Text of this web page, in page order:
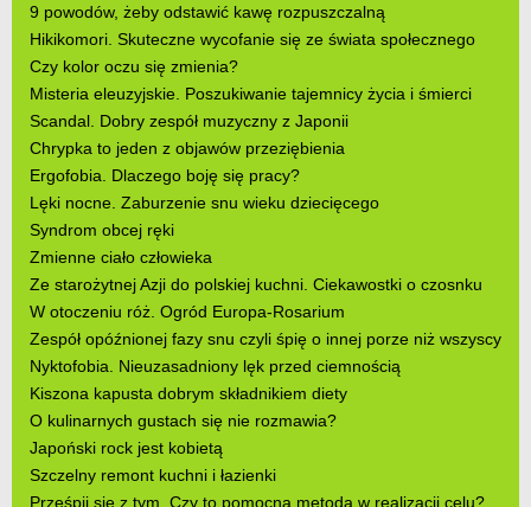
9 powodów, żeby odstawić kawę rozpuszczalną
Hikikomori. Skuteczne wycofanie się ze świata społecznego
Czy kolor oczu się zmienia?
Misteria eleuzyjskie. Poszukiwanie tajemnicy życia i śmierci
Scandal. Dobry zespół muzyczny z Japonii
Chrypka to jeden z objawów przeziębienia
Ergofobia. Dlaczego boję się pracy?
Lęki nocne. Zaburzenie snu wieku dziecięcego
Syndrom obcej ręki
Zmienne ciało człowieka
Ze starożytnej Azji do polskiej kuchni. Ciekawostki o czosnku
W otoczeniu róż. Ogród Europa-Rosarium
Zespół opóźnionej fazy snu czyli śpię o innej porze niż wszyscy
Nyktofobia. Nieuzasadniony lęk przed ciemnością
Kiszona kapusta dobrym składnikiem diety
O kulinarnych gustach się nie rozmawia?
Japoński rock jest kobietą
Szczelny remont kuchni i łazienki
Prześpij się z tym. Czy to pomocna metoda w realizacji celu?